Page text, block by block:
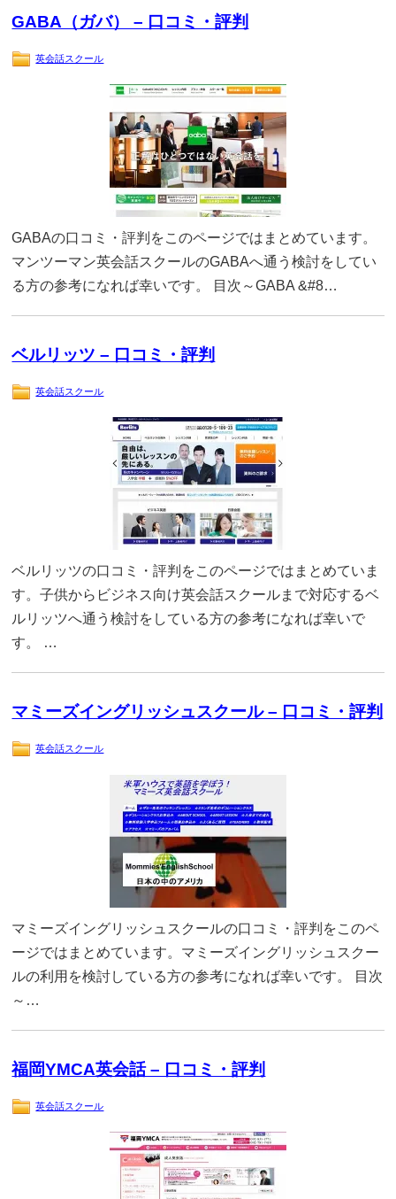
GABA（ガバ） – 口コミ・評判
英会話スクール
GABAの口コミ・評判をこのページではまとめています。
マンツーマン英会話スクールのGABAへ通う検討をしてい
る方の参考になれば幸いです。 目次～GABA &#8…
ベルリッツ – 口コミ・評判
英会話スクール
ベルリッツの口コミ・評判をこのページではまとめていま
す。子供からビジネス向け英会話スクールまで対応するベ
ルリッツへ通う検討をしている方の参考になれば幸いで
す。 …
マミーズイングリッシュスクール – 口コミ・評判
英会話スクール
マミーズイングリッシュスクールの口コミ・評判をこのペ
ージではまとめています。マミーズイングリッシュスクー
ルの利用を検討している方の参考になれば幸いです。 目次
～…
福岡YMCA英会話 – 口コミ・評判
英会話スクール